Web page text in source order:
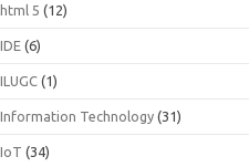
html 5 (12)
IDE (6)
ILUGC (1)
Information Technology (31)
IoT (34)